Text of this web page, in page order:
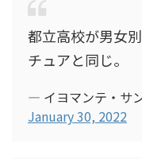
都立高校が男女
チュアと同じ。
— イヨマンテ・サ
January 30, 2022